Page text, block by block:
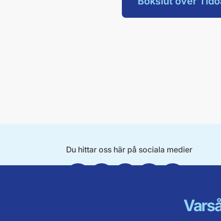
Du hittar oss här på sociala medier
Facebook
X InstagramLinkedinYoutube